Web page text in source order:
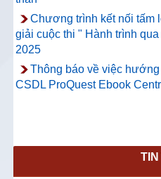
Chương trình kết nối tấm
giải cuộc thi " Hành trình
2025
Thông báo về việc
CSDL ProQuest Ebook